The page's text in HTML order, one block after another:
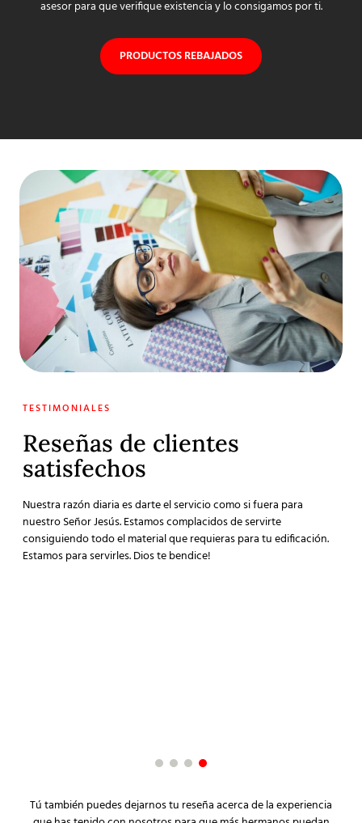
asesor para que verifique existencia y lo consigamos por ti.
PRODUCTOS REBAJADOS
TESTIMONIALES
Reseñas de clientes
satisfechos
Nuestra razón diaria es darte el servicio como si fuera para
nuestro Señor Jesús. Estamos complacidos de servirte
consiguiendo todo el material que requieras para tu edificación.
Estamos para servirles. Dios te bendice!
Tú también puedes dejarnos tu reseña acerca de la experiencia